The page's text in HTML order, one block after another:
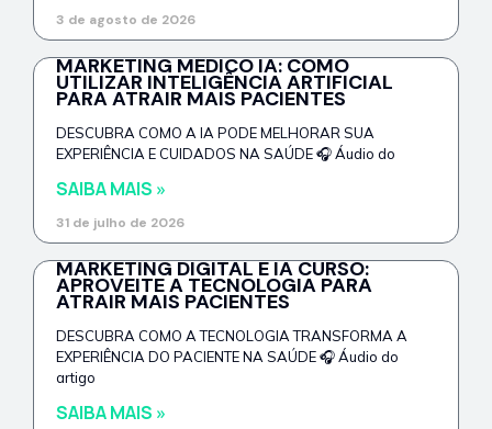
3 de agosto de 2026
MARKETING MÉDICO IA: COMO
UTILIZAR INTELIGÊNCIA ARTIFICIAL
PARA ATRAIR MAIS PACIENTES
DESCUBRA COMO A IA PODE MELHORAR SUA
EXPERIÊNCIA E CUIDADOS NA SAÚDE 🎧 Áudio do
SAIBA MAIS »
31 de julho de 2026
MARKETING DIGITAL E IA CURSO:
APROVEITE A TECNOLOGIA PARA
ATRAIR MAIS PACIENTES
DESCUBRA COMO A TECNOLOGIA TRANSFORMA A
EXPERIÊNCIA DO PACIENTE NA SAÚDE 🎧 Áudio do
artigo
SAIBA MAIS »